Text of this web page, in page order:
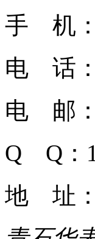
手 机：
电 话：
电 邮：
Q Q：
地 址：